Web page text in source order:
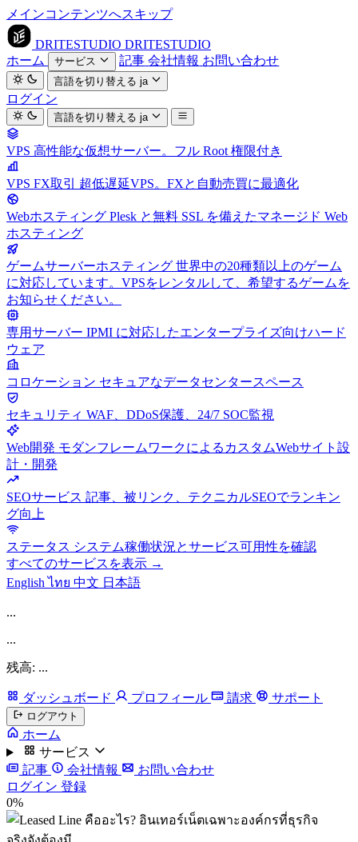
メインコンテンツへスキップ
DRITESTUDIO DRITESTUDIO
ホーム
サービス 記事 会社情報 お問い合わせ
言語を切り替える ja
ログイン
言語を切り替える ja
VPS 高性能な仮想サーバー。フル Root 権限付き
VPS FX取引 超低遅延VPS。FXと自動売買に最適化
Webホスティング Plesk と無料 SSL を備えたマネージド Web
ホスティング
ゲームサーバーホスティング 世界中の20種類以上のゲーム
に対応しています。VPSをレンタルして、希望するゲームを
お知らせください。
専用サーバー IPMI に対応したエンタープライズ向けハード
ウェア
コロケーション セキュアなデータセンタースペース
セキュリティ WAF、DDoS保護、24/7 SOC監視
Web開発 モダンフレームワークによるカスタムWebサイト設
計・開発
SEOサービス 記事、被リンク、テクニカルSEOでランキン
グ向上
ステータス システム稼働状況とサービス可用性を確認
すべてのサービスを表示 →
Englishไทย 中文 日本語
...
...
残高: ...
ダッシュボード プロフィール 請求 サポート
ログアウト
ホーム
サービス
記事
会社情報
お問い合わせ
ログイン 登録
0%